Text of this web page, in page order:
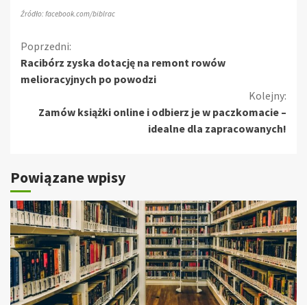
Źródło: facebook.com/biblrac
Kontynuuj
czytanie
Poprzedni:
Racibórz zyska dotację na remont rowów
melioracyjnych po powodzi
Kolejny:
Zamów książki online i odbierz je w paczkomacie –
idealne dla zapracowanych!
Powiązane wpisy